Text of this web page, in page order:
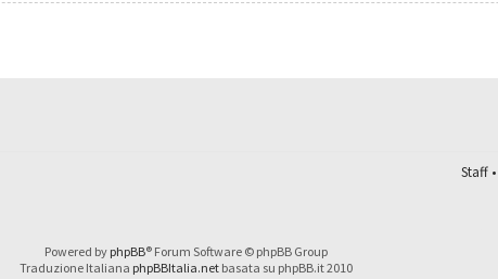
Staff•
Powered by phpBB® Forum Software © phpBB Group
Traduzione Italiana phpBBItalia.netbasata su phpBB.it 2010